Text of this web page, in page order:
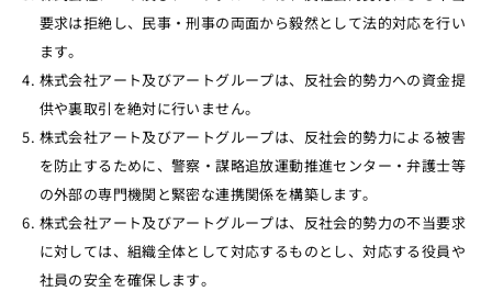
要求は拒絶し、民事・刑事の両面から毅然として法的対応を行い
ます。
株式会社アート及びアートグループは、反社会的勢力への資金提
供や裏取引を絶対に行いません。
株式会社アート及びアートグループは、反社会的勢力による被害
を防止するために、警察・謀略追放運動推進センター・弁護士等
の外部の専門機関と緊密な連携関係を構築します。
株式会社アート及びアートグループは、反社会的勢力の不当要求
に対しては、組織全体として対応するものとし、対応する役員や
社員の安全を確保します。